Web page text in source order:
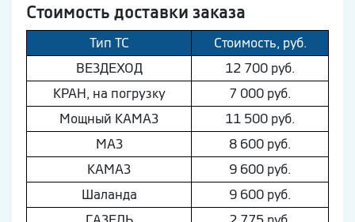
Стоимость доставки заказа
Тип ТС
Стоимость, руб.
ВEЗДEХОД
12 700 руб.
КРАН, на погрузку
7 000 руб.
Мощный КAМAЗ
11 500 руб.
МAЗ
8 600 руб.
КAМAЗ
9 600 руб.
Шaлaнда
9 600 руб.